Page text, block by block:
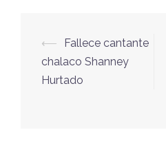
Navegación
de
entradas
⟵
Fallece cantante
chalaco Shanney
Hurtado